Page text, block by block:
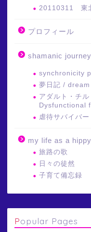
20110311 東
プロフィール
shamanic journey
synchronicity
夢日記 / dream
アダルト・チ
Dysfunctional
虐待サバイバー
my life as a hippy
旅路の歌
日々の徒然
子育て備忘録
Popular Pages